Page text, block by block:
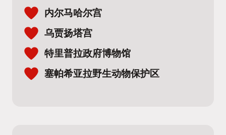
内尔马哈尔宫
乌贾扬塔宫
特里普拉政府博物馆
塞帕希亚拉野生动物保护区